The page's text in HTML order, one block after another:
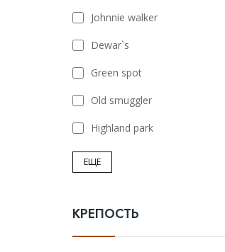
Johnnie walker
Dewar`s
Green spot
Old smuggler
Highland park
ЕЩЕ
КРЕПОСТЬ